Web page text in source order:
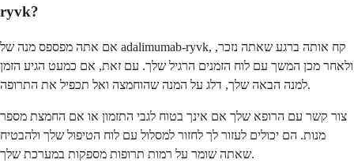
ryvk?
אם אתה מפספס מנה של adalimumab-ryvk, קח אותה ברגע שאתה נזכר,
ולאחר מכן המשך עם לוח הזמנים הרגיל שלך. עם זאת, אם כמעט הגיע הזמן
למנה הבאה שלך, דלג על המנה שהוחמצה ואל תכפיל את התרופה.
צור קשר עם הרופא שלך אם אינך בטוח לגבי התזמון או אם החמצת מספר
מנות. הם יכולים לעזור לך לחזור למסלול עם לוח הטיפול שלך ולהבטיח
שאתה שומר על רמות תרופות מספקות במערכת שלך.